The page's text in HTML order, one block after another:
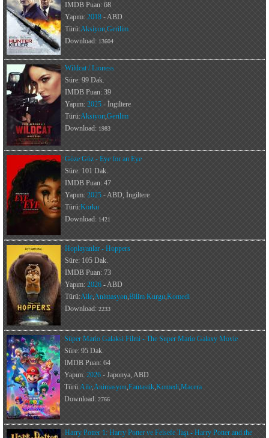
IMDB Puan: 68
Yapım: 2018 - ABD
Türü:Aksiyon,Gerilim
Download: 13604
Wildcat / Lioness
Süre: 99 Dak.
IMDB Puan: 39
Yapım: 2025 - İngiltere
Türü:Aksiyon,Gerilim
Download: 1983
Göze Göz - Eye for an Eye
Süre: 101 Dak.
IMDB Puan: 47
Yapım: 2025 - ABD, İngiltere
Türü:Korku
Download: 1421
Hoplayanlar - Hoppers
Süre: 105 Dak.
IMDB Puan: 73
Yapım: 2026 - ABD
Türü:Aile,Animasyon,Bilim Kurgu,Komedi
Download: 2233
Süper Mario Galaksi Filmi - The Super Mario Galaxy Movie
Süre: 95 Dak.
IMDB Puan: 64
Yapım: 2026 - Japonya, ABD
Türü:Aile,Animasyon,Fantastik,Komedi,Macera
Download: 2766
Harry Potter 1: Harry Potter ve Felsefe Taşı - Harry Potter and the